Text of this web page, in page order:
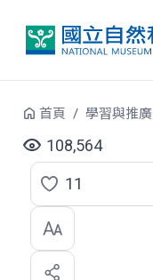
首頁 學習與推廣
108,564
點
選
喜
11